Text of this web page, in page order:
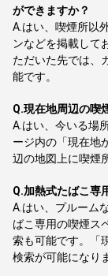
ができますか？
A. はい、喫煙所以
ンなどを掲載して
ただいた先では、
能です。
Q.現在地周辺の喫
A. はい、今いる場
ージ内の「現在地
辺の地図上に喫煙
Q.加熱式たばこ専
A. はい、プルーム
ばこ専用の喫煙ス
索も可能です。「
検索が可能になり